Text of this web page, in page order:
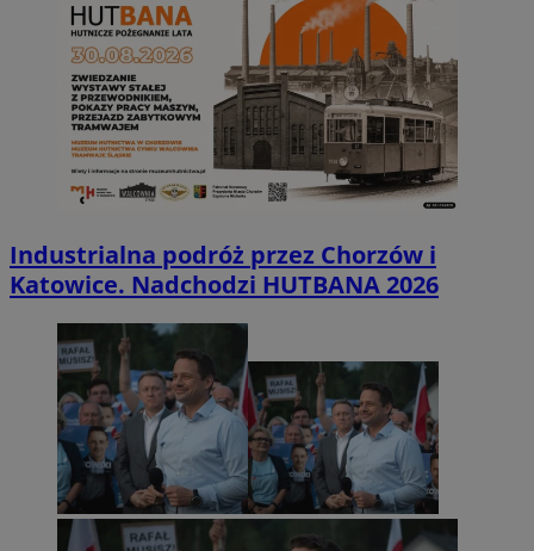
Industrialna podróż przez Chorzów i
Katowice. Nadchodzi HUTBANA 2026